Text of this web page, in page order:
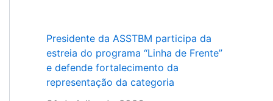
Presidente da ASSTBM participa da
estreia do programa “Linha de Frente”
e defende fortalecimento da
representação da categoria